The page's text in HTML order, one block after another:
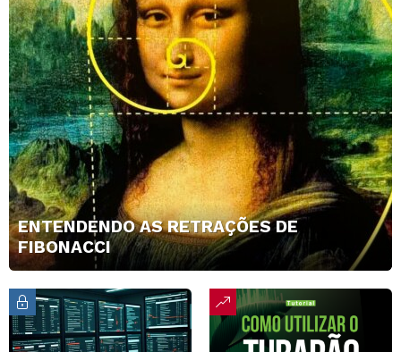
ENTENDENDO AS RETRAÇÕES DE
FIBONACCI